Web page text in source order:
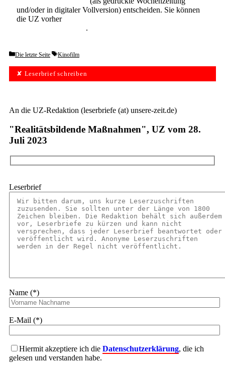
und/oder in digitaler Vollversion) entscheiden. Sie können
die UZ vorher
.
Categories
Die letzte Seite Tags
Kinofilm
✘ Leserbrief schreiben
An die UZ-Redaktion (leserbriefe (at) unsere-zeit.de)
"Realitätsbildende ­Maßnahmen", UZ vom 28.
Juli 2023
Leserbrief
Name (*)
E-Mail (*)
Hiermit akzeptiere ich die Datenschutzerklärung, die ich
gelesen und verstanden habe.